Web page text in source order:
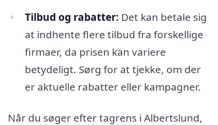
Tilbud og rabatter: Det kan betale sig
at indhente flere tilbud fra forskellige
firmaer, da prisen kan variere
betydeligt. Sørg for at tjekke, om der
er aktuelle rabatter eller kampagner.
Når du søger efter tagrens i Albertslund,